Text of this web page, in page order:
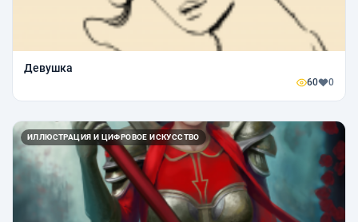
Девушка
60 0
ИЛЛЮСТРАЦИЯ И ЦИФРОВОЕ ИСКУССТВО